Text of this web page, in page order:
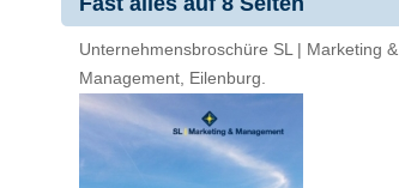
Unternehmensbroschüre SL | Marketing &
Management, Eilenburg.